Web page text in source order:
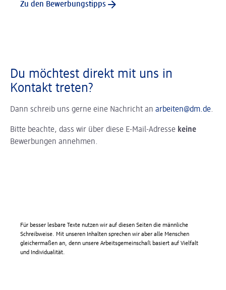
Zu den Bewerbungstipps
Du möchtest direkt mit uns in
Kontakt treten?
Dann schreib uns gerne eine Nachricht an arbeiten@dm.de.
Bitte beachte, dass wir über diese E-Mail-Adresse keine
Bewerbungen annehmen.
Für besser lesbare Texte nutzen wir auf diesen Seiten die männliche
Schreibweise. Mit unseren Inhalten sprechen wir aber alle Menschen
gleichermaßen an, denn unsere Arbeitsgemeinschaft basiert auf Vielfalt
und Individualität.